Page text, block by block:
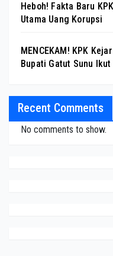
Heboh! Fakta Baru
Utama Uang Korupsi
MENCEKAM! KPK
Bupati Gatut Sunu
Recent Comments
No comments to show.